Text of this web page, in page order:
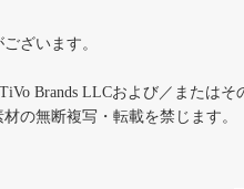
ざいます。
Brands LLCおよび／または
の無断複写・転載を禁じます。